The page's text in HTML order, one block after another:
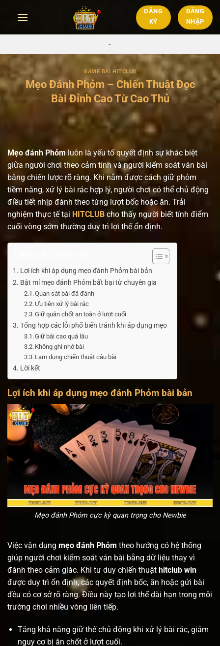
ĐĂNG
KÝ
ĐĂNG
NHẬP
-
GAME BÀI HITCLUB
Mẹo Đánh Phỏm – Chiến Thuật Đọc
Bài Đỉnh Cao Từ Cao Thủ
Mẹo đánh Phỏm luôn là yếu tố quyết định sự khác biệt
giữa người chơi theo cảm tính và người kiểm soát ván bài
bằng chiến lược rõ ràng. Khi nắm được cách giữ phỏm
tiềm năng, xử lý bài rác hợp lý, người chơi có thể chủ động
điều tiết nhịp đánh theo từng lượt bốc hoặc ăn. Trải
nghiệm thực tế tại HITCLUB cho thấy người biết tính điểm
cuối vòng sớm thường duy trì lợi thế ổn định.
Lợi ích khi áp dụng mẹo đánh Phỏm bài bản
Bật mí mẹo đánh Phỏm bất bại từ chuyên gia
Quan sát bài đã đánh
Ưu tiên xử lý bài rác
Giữ quân chốt an toàn ở lượt cuối
Tổng hợp các lỗi phổ biến tránh khi áp dụng mẹo
Giữ bài cao quá lâu
Không ghi nhớ bài
Lạm dụng chiến thuật câu bài
Lời kết
Lợi ích khi áp dụng mẹo đánh Phỏm bài bản
Mẹo đánh Phỏm cực kỳ quan trọng cho Newbie
Việc vận dụng mẹo đánh Phỏm theo hướng có hệ thống
giúp người chơi kiểm soát ván bài bằng dữ liệu thay vì
đánh theo cảm giác. Khi tư duy chiến thuật hitclub win
được duy trì ổn định, các quyết định bốc, ăn hoặc gửi bài
đều có cơ sở rõ ràng. Điều này tạo lợi thế dài hạn trong môi
trường chơi nhiều vòng liên tiếp.
Tăng khả năng giữ thế chủ động khi xử lý bài rác, giảm
nguy cơ bị ăn chốt ở lượt cuối.